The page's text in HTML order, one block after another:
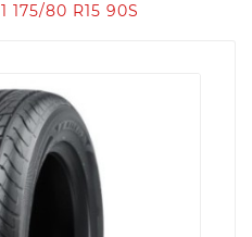
175/80 R15 90S